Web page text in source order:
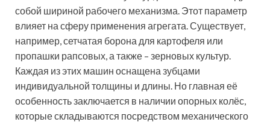
собой шириной рабочего механизма. Этот параметр
влияет на сферу применения агрегата. Существует,
например, сетчатая борона для картофеля или
пропашки рапсовых, а также – зерновых культур.
Каждая из этих машин оснащена зубцами
индивидуальной толщины и длины. Но главная её
особенность заключается в наличии опорных колёс,
которые складываются посредством механического